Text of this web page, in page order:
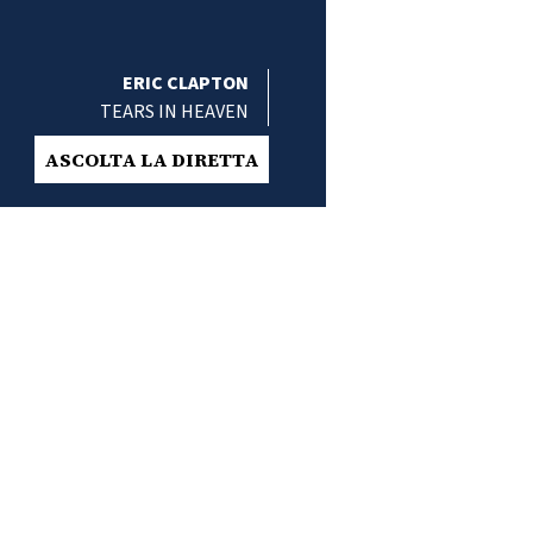
ERIC CLAPTON
TEARS IN HEAVEN
ASCOLTA LA DIRETTA